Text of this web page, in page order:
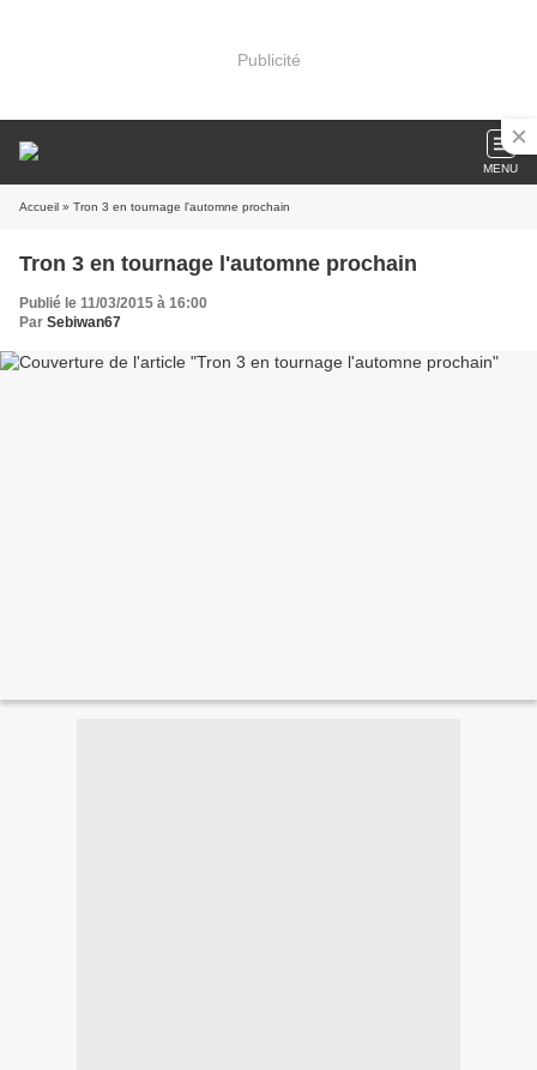
Publicité
MENU
Accueil » Tron 3 en tournage l'automne prochain
Tron 3 en tournage l'automne prochain
Publié le 11/03/2015 à 16:00
Par Sebiwan67